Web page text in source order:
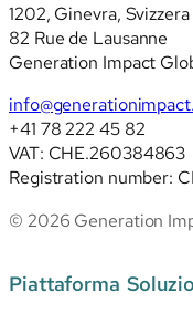
1202, Ginevra, Svizzera
82 Rue de Lausanne
Generation Impact
+41 78 222 45 82
VAT: CHE.260384863
Registration number:
© 2026 Generation
Piattaforma